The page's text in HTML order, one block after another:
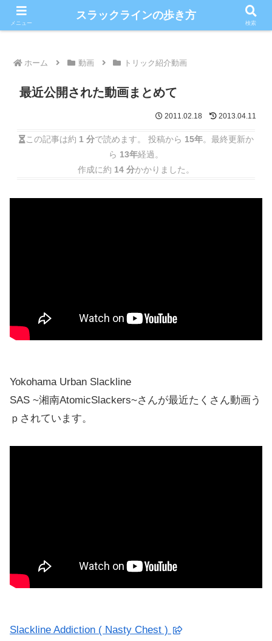
こだわりのスラックライン情報満載ブログ
ホーム 動画 トリック紹介動画
最近公開された動画まとめて
2011.02.18 2013.04.11
この記事は約 1 分で読めます。 投稿から 15年。最終更新か
ら 13年経過。
作成に約 14 分かかりました。
Yokohama Urban Slackline
SAS ~湘南AtomicSlackers~さんが最近たくさん動画う
ｐされています。
Slackline Addiction ( Nasty Chest )
メニュー
スラックラインの歩き方
検索